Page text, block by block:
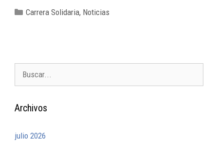
Carrera Solidaria, Noticias
Archivos
julio 2026